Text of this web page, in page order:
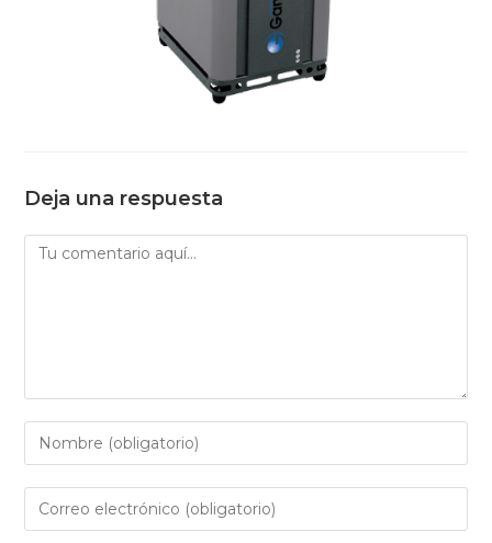
Deja una respuesta
Comentario
Introduce
tu
nombre
Introduce
tu